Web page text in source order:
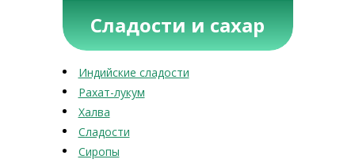
Сладости и сахар
Индийские сладости
Рахат-лукум
Халва
Сладости
Сиропы